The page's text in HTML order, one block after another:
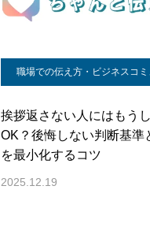
職場での伝え方・ビジネスコ
挨拶返さない人にはもう
OK？後悔しない判断基準
を最小化するコツ
2025.12.19